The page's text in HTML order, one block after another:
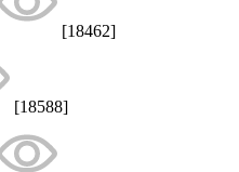
[18462]
[18588]